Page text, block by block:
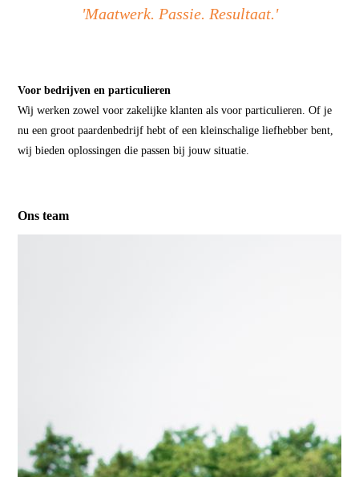
'Maatwerk. Passie. Resultaat.'
Voor bedrijven en particulieren
Wij werken zowel voor zakelijke klanten als voor particulieren. Of je
nu een groot paardenbedrijf hebt of een kleinschalige liefhebber bent,
wij bieden oplossingen die passen bij jouw situatie.
Ons team